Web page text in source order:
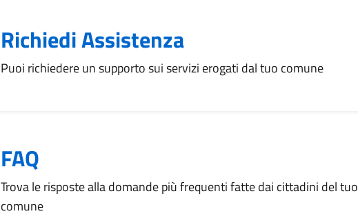
Richiedi Assistenza
Puoi richiedere un supporto sui servizi erogati dal tuo comune
FAQ
Trova le risposte alla domande più frequenti fatte dai cittadini del tuo
comune